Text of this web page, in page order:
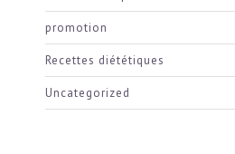
promotion
Recettes diététiques
Uncategorized